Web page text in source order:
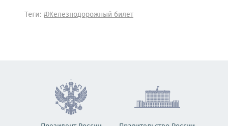
Теги: #Железнодорожный билет